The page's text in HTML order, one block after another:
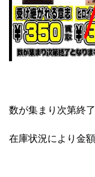
数が集まり次第終
在庫状況により金